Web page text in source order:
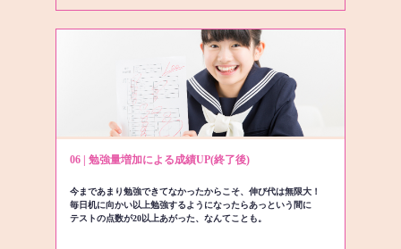
06 | 勉強量増加による成績UP(終了後)
今まであまり勉強できてなかったからこそ、伸び代は無限大！
毎日机に向かい以上勉強するようになったらあっという間に
テストの点数が20以上あがった、なんてことも。